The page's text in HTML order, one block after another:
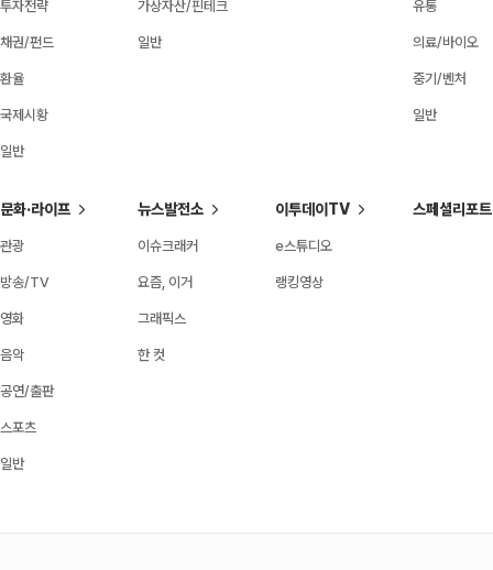
투자전략
채권/펀드
환율
국제시황
일반
가상자산/핀테크
일반
유통
의료/바이오
중기/벤처
일반
문화·라이프
관광
방송/TV
영화
음악
공연/출판
스포츠
일반
뉴스발전소
이슈크래커
요즘, 이거
그래픽스
한 컷
이투데이TV
e스튜디오
랭킹영상
스페셜리포트